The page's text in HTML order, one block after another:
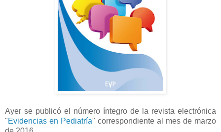
Ayer se publicó el número íntegro de la revista electrónica
"Evidencias en Pediatría" correspondiente al mes de marzo